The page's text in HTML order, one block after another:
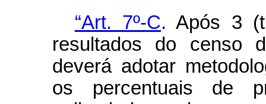
“Art. 7º-C. Após 3
resultados do censo
deverá adotar
os percentuais de